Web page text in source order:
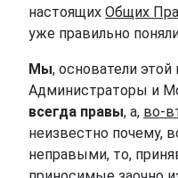
настоящих Общих
уже правильно
Мы, основатели
Администраторы и
всегда правы, а, во-
неизвестно почему,
неправыми, то,